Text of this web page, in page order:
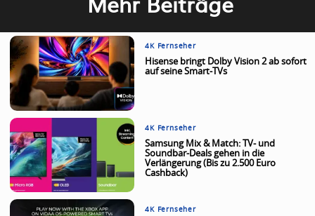
4K Fernseher
Hisense bringt Dolby Vision 2 ab sofort
auf seine Smart-TVs
4K Fernseher
Samsung Mix & Match: TV- und
Soundbar-Deals gehen in die
Verlängerung (Bis zu 2.500 Euro
Cashback)
4K Fernseher